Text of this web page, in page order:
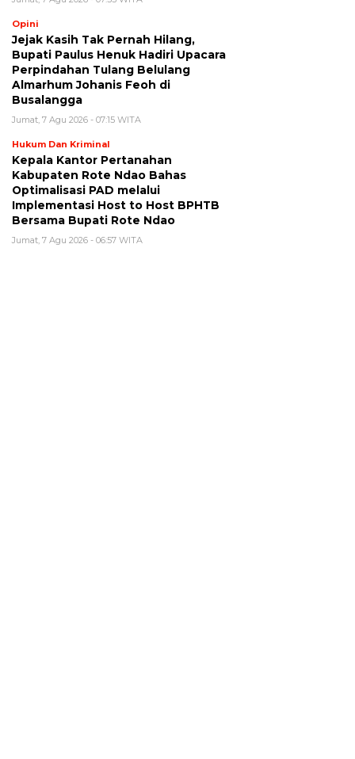
Opini
Jejak Kasih Tak Pernah Hilang,
Bupati Paulus Henuk Hadiri Upacara
Perpindahan Tulang Belulang
Almarhum Johanis Feoh di
Busalangga
Jumat, 7 Agu 2026 - 07:15 WITA
Hukum Dan Kriminal
Kepala Kantor Pertanahan
Kabupaten Rote Ndao Bahas
Optimalisasi PAD melalui
Implementasi Host to Host BPHTB
Bersama Bupati Rote Ndao
Jumat, 7 Agu 2026 - 06:57 WITA